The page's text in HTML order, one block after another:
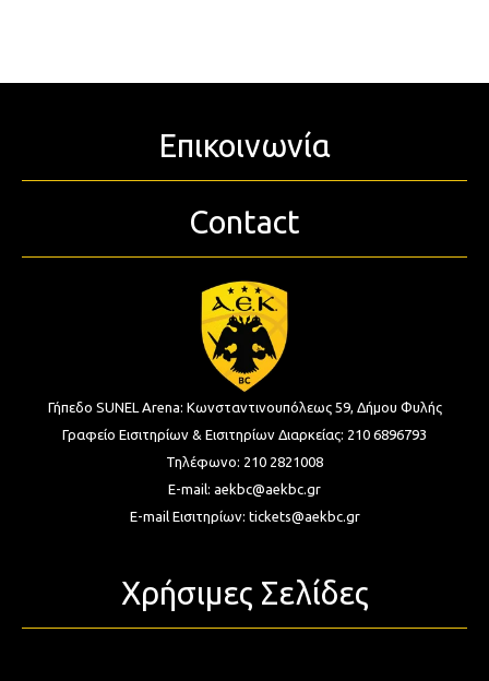
Επικοινωνία
Contact
Γήπεδο SUNEL Arena: Κωνσταντινουπόλεως 59, Δήμου Φυλής
Γραφείο Εισιτηρίων & Εισιτηρίων Διαρκείας: 210 6896793
Τηλέφωνο: 210 2821008
E-mail: aekbc@aekbc.gr
E-mail Εισιτηρίων: tickets@aekbc.gr
Χρήσιμες Σελίδες